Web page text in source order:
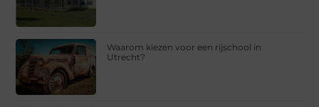
Waarom kiezen voor een rijschool in
Utrecht?